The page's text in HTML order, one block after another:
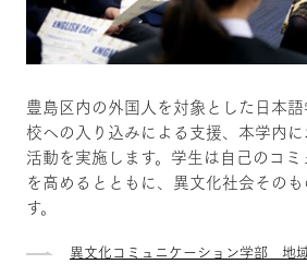
豊島区内の外国人を対象とした日本
校への入り込みによる支援、本学内
活動を実施します。学生は自己のコ
を高めるとともに、異文化社会その
す。
異文化コミュニケーション学部 地